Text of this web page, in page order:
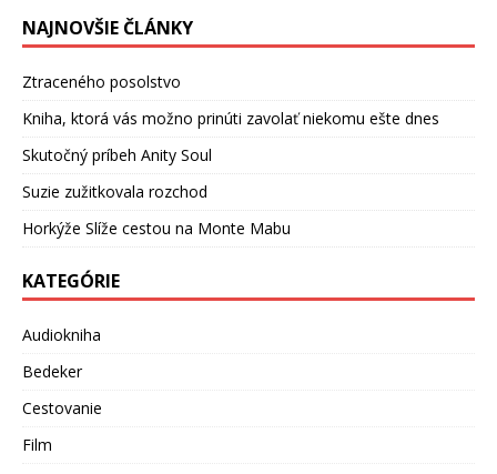
NAJNOVŠIE ČLÁNKY
Ztraceného posolstvo
Kniha, ktorá vás možno prinúti zavolať niekomu ešte dnes
Skutočný príbeh Anity Soul
Suzie zužitkovala rozchod
Horkýže Slíže cestou na Monte Mabu
KATEGÓRIE
Audiokniha
Bedeker
Cestovanie
Film